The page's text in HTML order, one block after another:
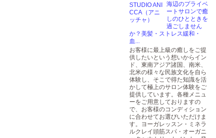
海辺のプライベ
ートサロンで癒
しのひとときを
過ごしません
か？美髪・ストレス緩和・
血...
お客様に最上級の癒しをご提
供したいという想いからイン
ド、東南アジア諸国、南米、
北米の様々な民族文化を自ら
体験し、そこで得た知識を活
かして極上のサロン体験をご
提供しています。各種メニュ
ーをご用意しておりますの
で、お客様のコンディション
に合わせてお選びいただけま
す。ヨーガレッスン・ミネラ
ルクレイ頭筋スパ・オーガニ